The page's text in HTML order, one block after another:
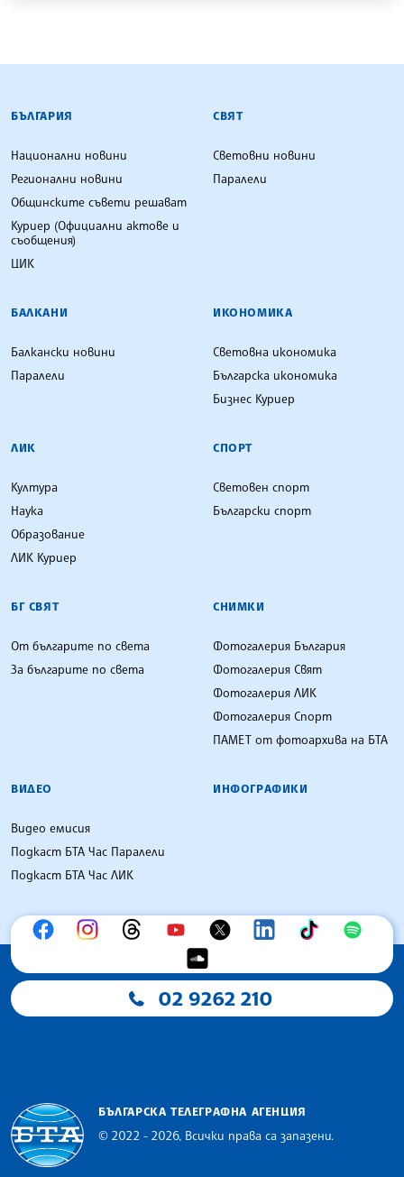
БЪЛГАРСКА ТЕЛЕГРАФНА АГЕНЦИЯ
БЪЛГАРИЯ
Национални новини
Регионални новини
Общинските съвети решават
Куриер (Официални актове и
съобщения)
ЦИК
СВЯТ
Световни новини
Паралели
БАЛКАНИ
Балкански новини
Паралели
ИКОНОМИКА
Световна икономика
Българска икономика
Бизнес Куриер
ЛИК
Култура
Наука
Образование
ЛИК Куриер
СПОРТ
Световен спорт
Български спорт
БГ СВЯТ
От българите по света
За българите по света
СНИМКИ
Фотогалерия България
Фотогалерия Свят
Фотогалерия ЛИК
Фотогалерия Спорт
ПАМЕТ от фотоархива на БТА
ВИДЕО
Видео емисия
Подкаст БТА Час Паралели
Подкаст БТА Час ЛИК
ИНФОГРАФИКИ
02 9262 210
БЪЛГАРСКА ТЕЛЕГРАФНА АГЕНЦИЯ
© 2022 - 2026, Всички права са запазени.